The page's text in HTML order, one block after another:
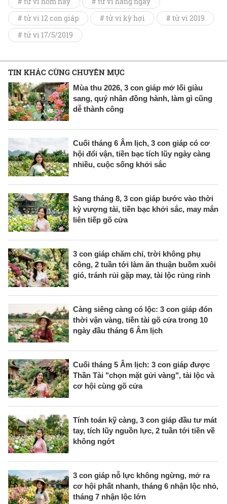
# tử vi 12 con giáp
# tử vi kỳ hợi
# tử vi 2019
# tử vi 17/5/2019
TIN KHÁC CÙNG CHUYÊN MỤC
Mùa thu 2026, 3 con giáp mở lối giàu
sang, quý nhân đồng hành, làm gì cũng
dễ thành công
Cuối tháng 6 Âm lịch, 3 con giáp có cơ
hội đổi vận, tiền bạc tích lũy ngày càng
nhiều, cuộc sống khởi sắc
Sang tháng 8, 3 con giáp bước vào thời
kỳ vượng tài, tiền bạc khởi sắc, may mắn
liên tiếp gõ cửa
3 con giáp chăm chỉ, trời không phụ
công, 2 tuần tới làm ăn thuận buồm xuôi
gió, tránh rủi gặp may, tài lộc rủng rỉnh
Càng siêng càng có lộc: 3 con giáp đón
thời vận vàng, tiền tài gõ cửa trong 10
ngày đầu tháng 6 Âm lịch
Cuối tháng 5 Âm lịch: 3 con giáp được
Thần Tài "chọn mặt gửi vàng", tài lộc và
cơ hội cùng gõ cửa
Tính toán kỹ càng, 3 con giáp đầu tư mát
tay, tích lũy nguồn lực, 2 tuần tới tiền về
không ngớt
3 con giáp nỗ lực không ngừng, mở ra
cơ hội phất nhanh, tháng 6 nhận lộc nhỏ,
tháng 7 nhận lộc lớn